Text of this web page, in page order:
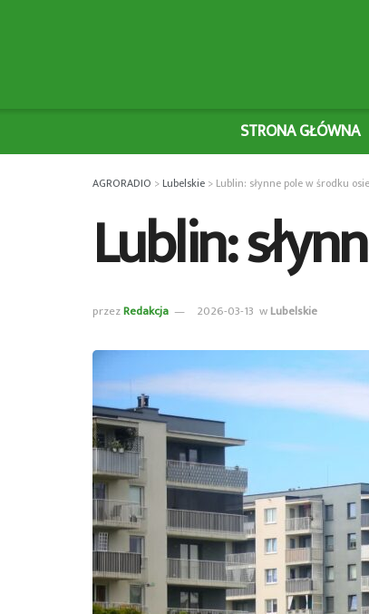
STRONA GŁÓWNA
AGRORADIO >Lubelskie > Lublin: słynne pole w środku
Lublin:
przezRedakcja 2026-03-13 wLubelskie